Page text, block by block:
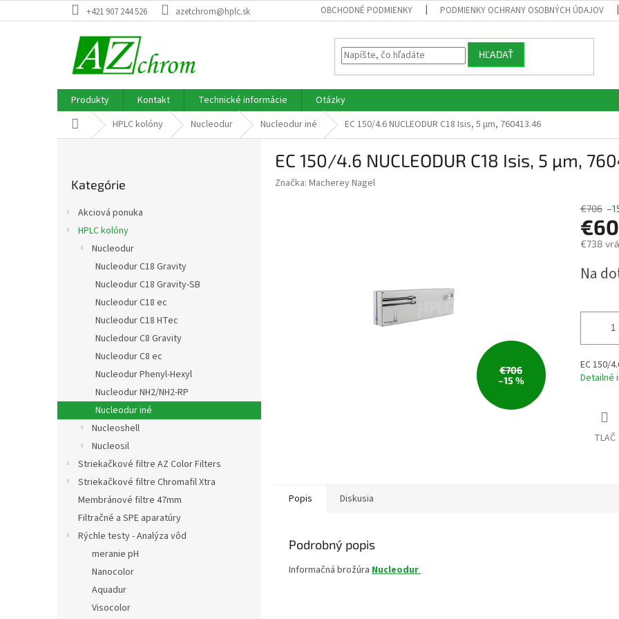
na
+421 907 244 526 azetchrom@hplc.sk OBCHODNÉ PODMIENKY PODMIENKY OCHRANY OSOBNÝCH ÚDAJOV
HĽADAŤ
Produkty Kontakt Technické informácie
Otázky
DomovHPLC kolóny Nucleodur Nucleodur iné EC 150/4.6 NUCLEODUR C18 Isis, 5 µm, 760413.46
kategórie
Kategórie
Akciová ponuka
HPLC kolóny
Nucleodur
Nucleodur C18 Gravity
Nucleodur C18 Gravity-SB
Nucleodur C18 ec
Nucleodur C18 HTec
Nucledour C8 Gravity
Nucleodur C8 ec
Nucleodur Phenyl-Hexyl
Nucleodur NH2/NH2-RP
Nucleodur iné
Nucleoshell
Nucleosil
Striekačkové filtre AZ Color Filters
Striekačkové filtre Chromafil Xtra
Membránové filtre 47mm
Filtračné a SPE aparatúry
Rýchle testy - Analýza vôd
meranie pH
Nanocolor
Aquadur
Visocolor
EC 150/4.6 NUCLEODUR C18 Isis, 5 µm,
Značka: Macherey Nagel
€706
–15 %
€706
€738
cena:
Na
EC 150/
Detailné
TLAČ
Popis Diskusia
Podrobný popis
Informačná brožúra Nucleodur